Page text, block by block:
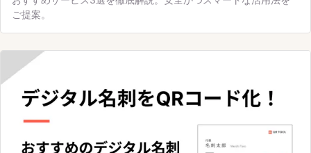
ご提案。